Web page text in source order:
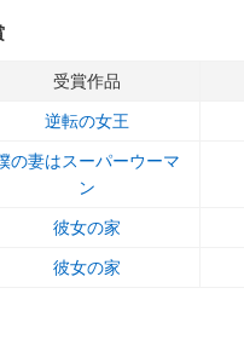
受賞作品
逆転の女王
の妻はスーパーウーマ
ン
彼女の家
彼女の家